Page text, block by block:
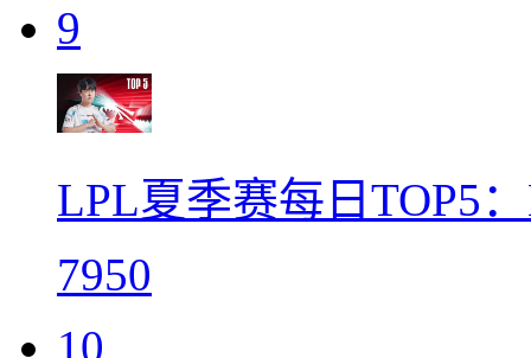
9
LPL夏季赛每日TOP5
7950
10